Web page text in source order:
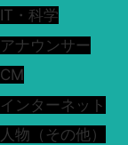
IT・科学
アナウンサー
CM
インターネット
人物（その他）